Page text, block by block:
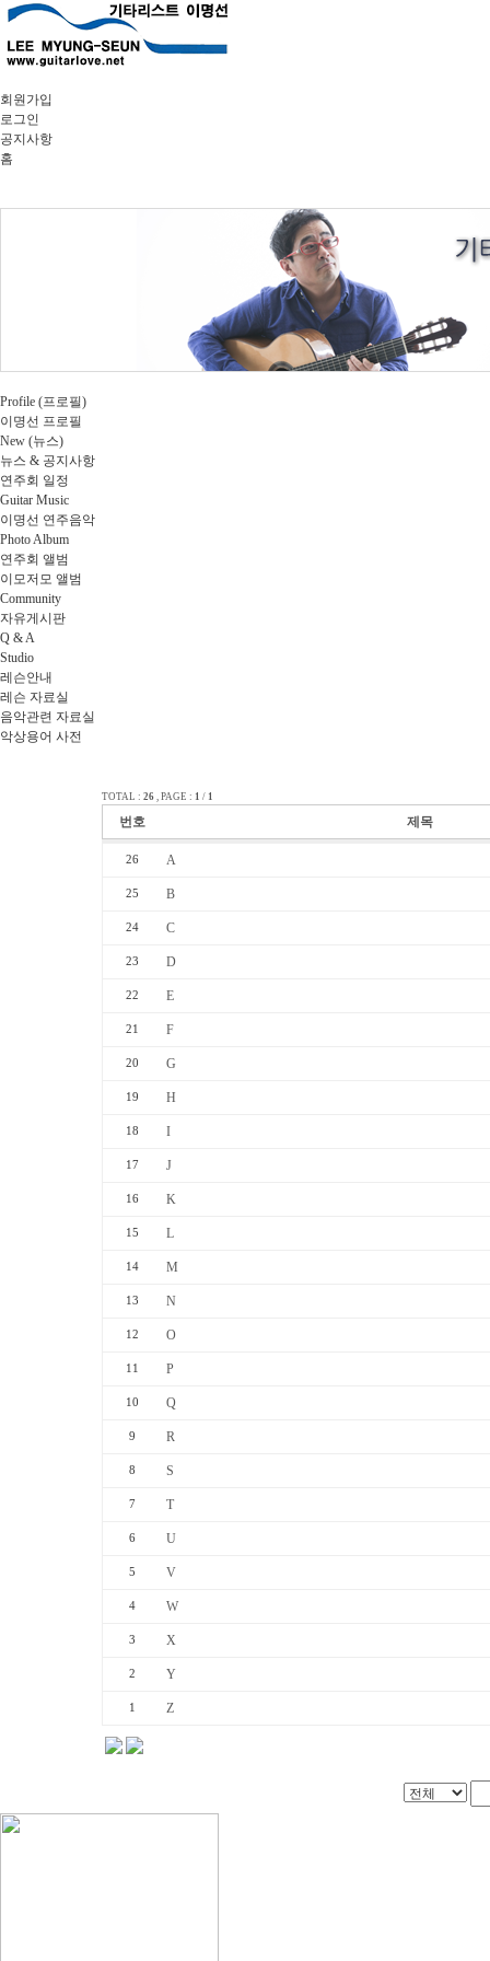
회원가입
로그인
공지사항
홈
Profile (프로필)
이명선 프로필
New (뉴스)
뉴스 & 공지사항
연주회 일정
Guitar Music
이명선 연주음악
Photo Album
연주회 앨범
이모저모 앨범
Community
자유게시판
Q & A
Studio
레슨안내
레슨 자료실
음악관련 자료실
악상용어 사전
TOTAL : 26 , PAGE : 1 / 1
번호 제목
26 A
25 B
24 C
23 D
22 E
21 F
20 G
19 H
18 I
17 J
16 K
15 L
14 M
13 N
12 O
11 P
10 Q
9 R
8 S
7 T
6 U
5 V
4 W
3 X
2 Y
1 Z